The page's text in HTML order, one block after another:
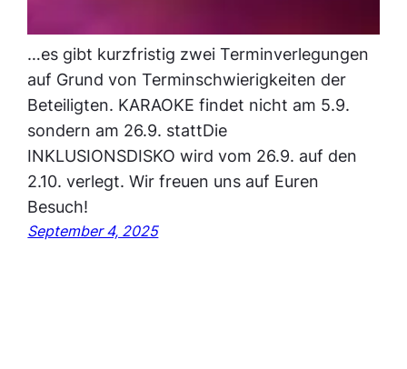
…es gibt kurzfristig zwei Terminverlegungen
auf Grund von Terminschwierigkeiten der
Beteiligten. KARAOKE findet nicht am 5.9.
sondern am 26.9. stattDie
INKLUSIONSDISKO wird vom 26.9. auf den
2.10. verlegt. Wir freuen uns auf Euren
Besuch!
September 4, 2025